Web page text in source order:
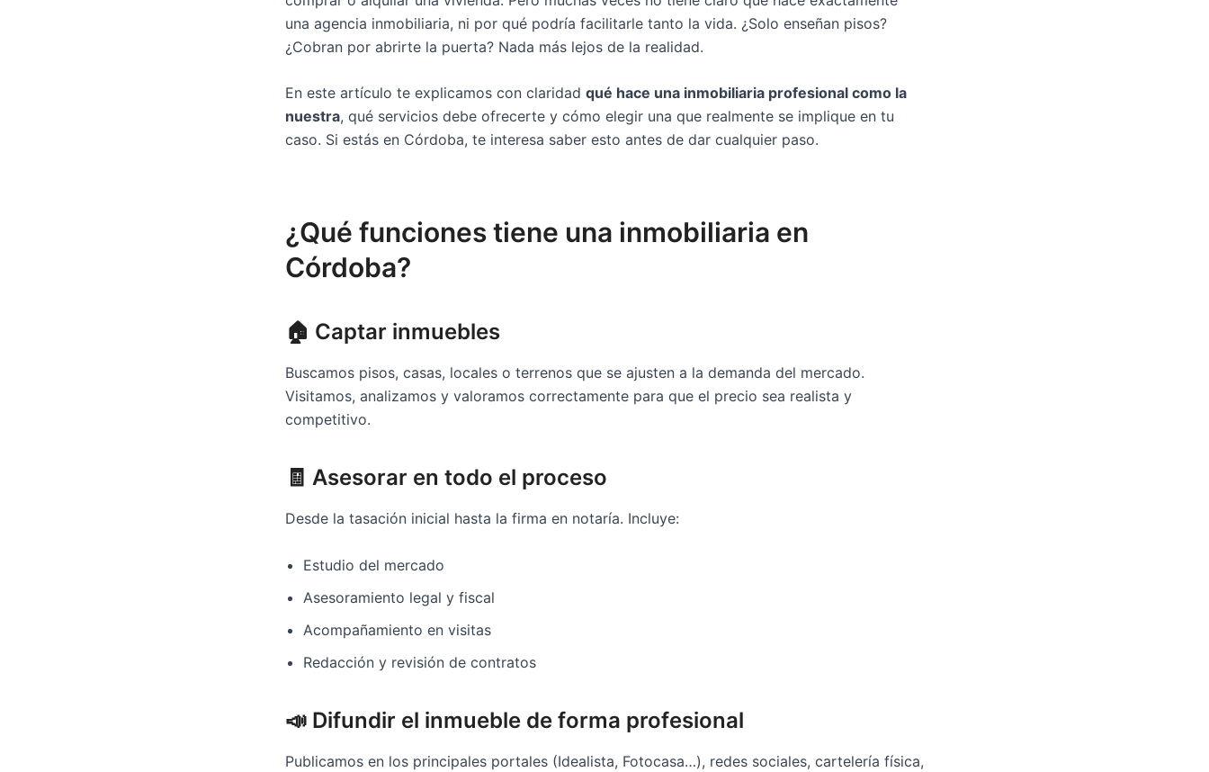
una agencia inmobiliaria, ni por qué podría facilitarle tanto la vida. ¿Solo enseñan pisos?
¿Cobran por abrirte la puerta? Nada más lejos de la realidad.
En este artículo te explicamos con claridad qué hace una inmobiliaria profesional como la
nuestra, qué servicios debe ofrecerte y cómo elegir una que realmente se implique en tu
caso. Si estás en Córdoba, te interesa saber esto antes de dar cualquier paso.
¿Qué funciones tiene una inmobiliaria en
Córdoba?
🏠 Captar inmuebles
Buscamos pisos, casas, locales o terrenos que se ajusten a la demanda del mercado.
Visitamos, analizamos y valoramos correctamente para que el precio sea realista y
competitivo.
🧾 Asesorar en todo el proceso
Desde la tasación inicial hasta la firma en notaría. Incluye:
Estudio del mercado
Asesoramiento legal y fiscal
Acompañamiento en visitas
Redacción y revisión de contratos
📣 Difundir el inmueble de forma profesional
Publicamos en los principales portales (Idealista, Fotocasa…), redes sociales, cartelería física,